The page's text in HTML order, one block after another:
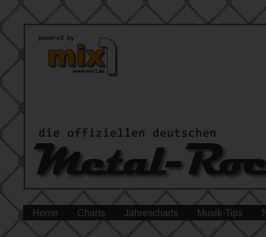
Home Charts Jahrescharts Musik-Tips